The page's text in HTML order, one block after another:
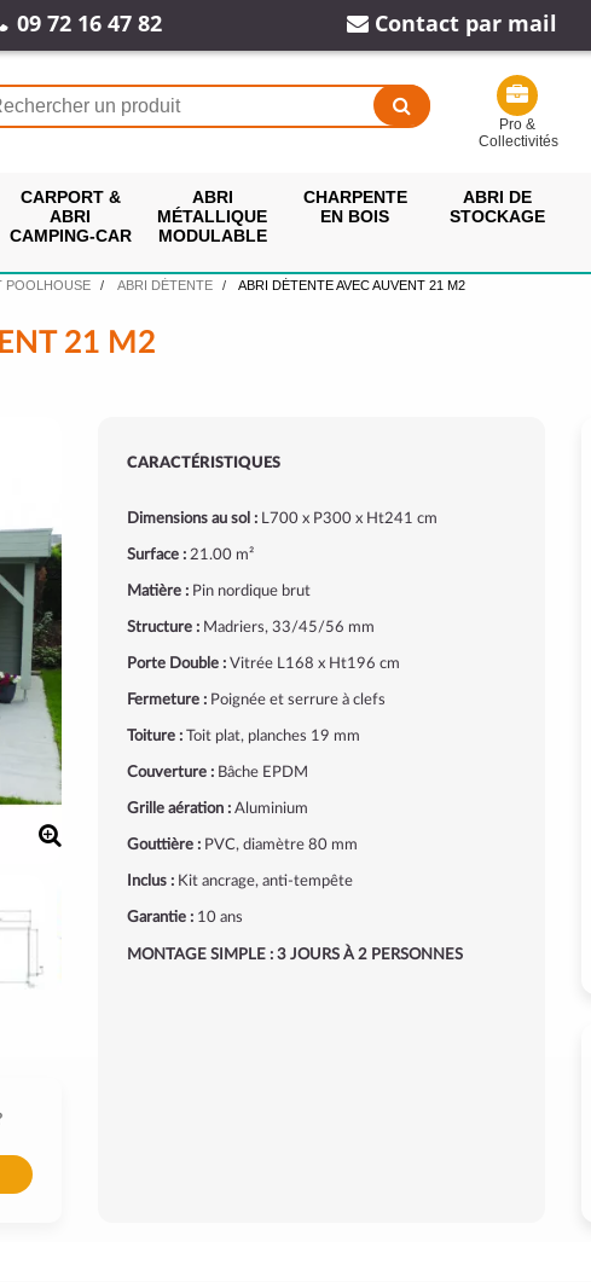
09 72 16 47 82 Contact par mail
Pro &
Collectivités
CARPORT &
ABRI
CAMPING-CAR
ABRI
MÉTALLIQUE
MODULABLE
CHARPENTE
EN BOIS
ABRI DE
STOCKAGE
POOLHOUSE ABRI DÉTENTE ABRI DÉTENTE AVEC AUVENT 21 M2
21 M2
CARACTÉRISTIQUES
Dimensions au sol :L700 x P300 x Ht241 cm
Surface :21.00 m²
Matière :Pin nordique brut
Structure :Madriers, 33/45/56 mm
Porte Double :Vitrée L168 x Ht196 cm
Fermeture :Poignée et serrure à clefs
Toiture : Toit plat, planches 19 mm
Couverture :Bâche EPDM
Grille aération :Aluminium
Gouttière :PVC, diamètre 80 mm
Inclus :Kit ancrage, anti-tempête
Garantie :10 ans
MONTAGE SIMPLE : 3 JOURS À 2 PERSONNES